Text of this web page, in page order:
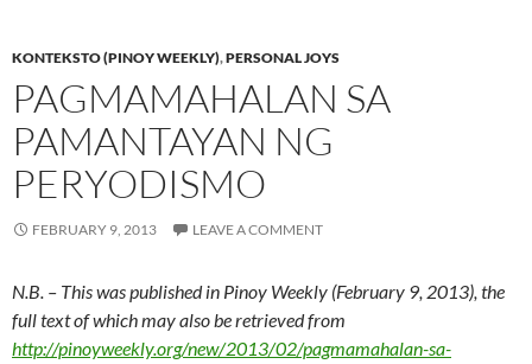
KONTEKSTO (PINOY WEEKLY),PERSONAL JOYS
PAGMAMAHALAN SA
PAMANTAYAN NG
PERYODISMO
FEBRUARY 9, 2013 LEAVE A COMMENT
N.B. – This was published in Pinoy Weekly (February 9, 2013), the
full text of which may also be retrieved from
http://pinoyweekly.org/new/2013/02/pagmamahalan-sa-